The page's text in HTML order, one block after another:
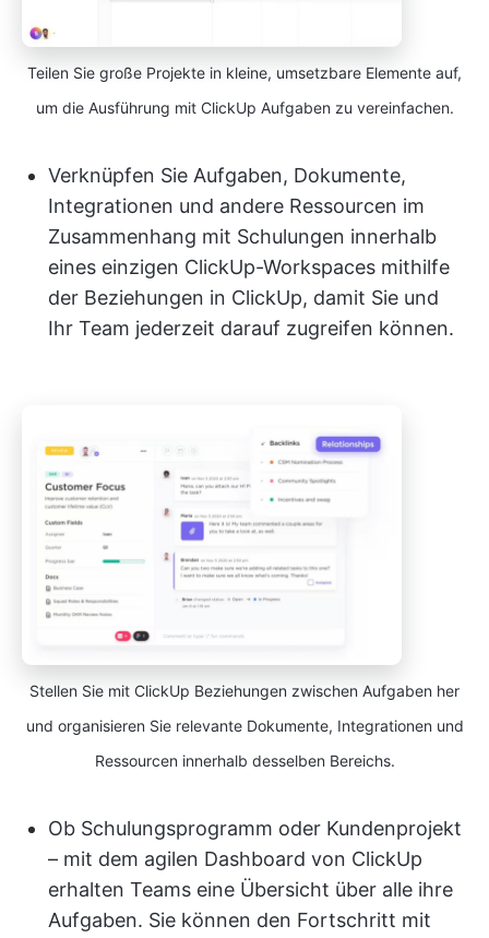
Teilen Sie große Projekte in kleine, umsetzbare Elemente auf,
um die Ausführung mit ClickUp Aufgaben zu vereinfachen.
Verknüpfen Sie Aufgaben, Dokumente,
Integrationen und andere Ressourcen im
Zusammenhang mit Schulungen innerhalb
eines einzigen ClickUp-Workspaces mithilfe
der Beziehungen in ClickUp, damit Sie und
Ihr Team jederzeit darauf zugreifen können.
Stellen Sie mit ClickUp Beziehungen zwischen Aufgaben her
und organisieren Sie relevante Dokumente, Integrationen und
Ressourcen innerhalb desselben Bereichs.
Ob Schulungsprogramm oder Kundenprojekt
– mit dem agilen Dashboard von ClickUp
erhalten Teams eine Übersicht über alle ihre
Aufgaben. Sie können den Fortschritt mit